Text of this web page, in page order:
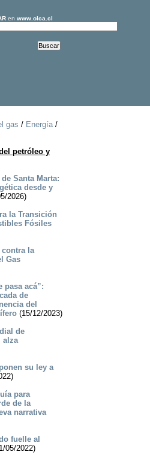
en www.olca.cl
gas / Energía/
petróleo y
Santa Marta:
desde y
2026)
la Transición
Fósiles
la
Gas
pasa acá”:
de
del
(15/12/2023)
de
alza
su ley a
para
de la
narrativa
fuelle al
05/2022)